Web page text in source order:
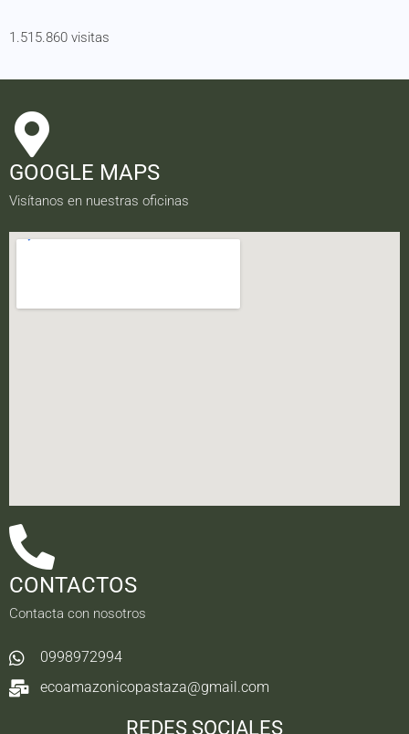
1.515.860 visitas
GOOGLE MAPS
Visítanos en nuestras oficinas
CONTACTOS
Contacta con nosotros
0998972994
ecoamazonicopastaza@gmail.com
REDES SOCIALES